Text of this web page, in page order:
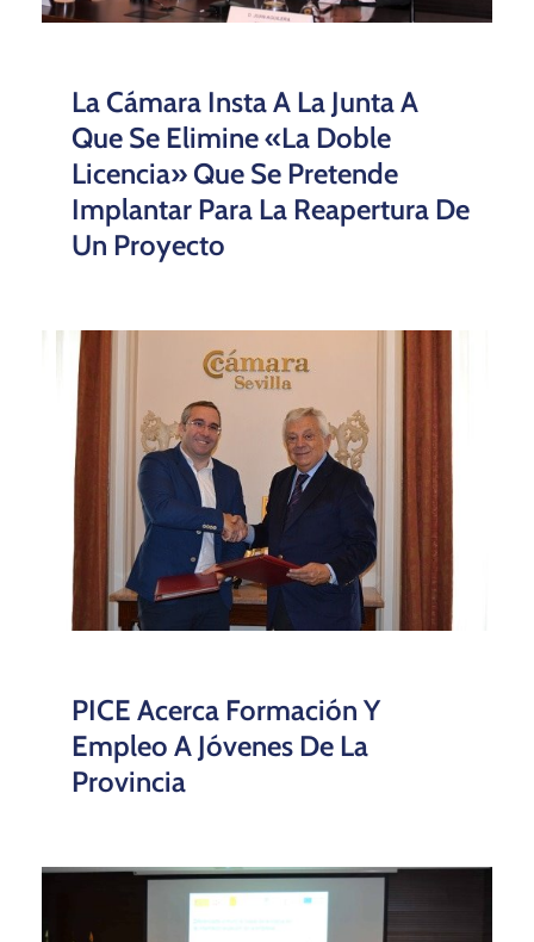
La Cámara Insta A La Junta A
Que Se Elimine «la Doble
Licencia» Que Se Pretende
Implantar Para La Reapertura De
Un Proyecto
PICE Acerca Formación Y
Empleo A Jóvenes De La
Provincia